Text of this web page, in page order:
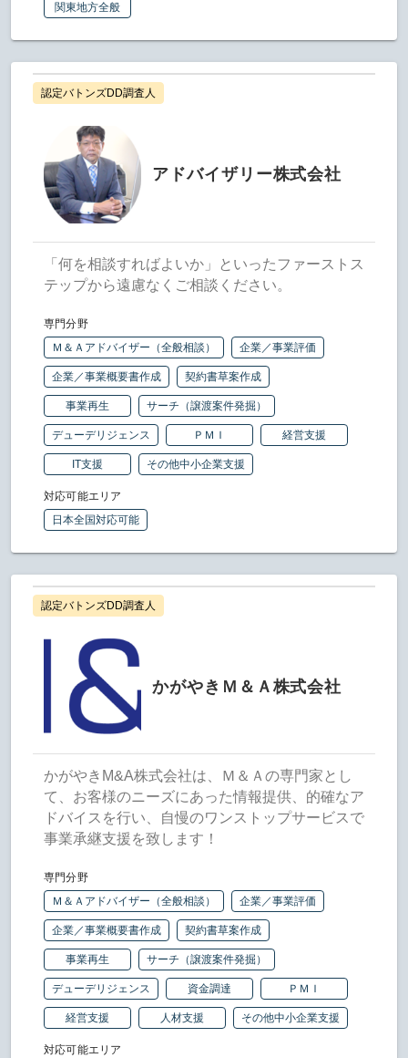
関東地方全般
認定バトンズDD調査人
アドバイザリー株式会社
「何を相談すればよいか」といったファーストス
テップから遠慮なくご相談ください。
専門分野
Ｍ＆Ａアドバイザー（全般相談）
企業／事業評価
企業／事業概要書作成 契約書草案作成
事業再生 サーチ（譲渡案件発掘）
デューデリジェンス ＰＭＩ 経営支援
IT支援 その他中小企業支援
対応可能エリア
日本全国対応可能
認定バトンズDD調査人
かがやきＭ＆Ａ株式会社
かがやきM&A株式会社は、Ｍ＆Ａの専門家とし
て、お客様のニーズにあった情報提供、的確なア
ドバイスを行い、自慢のワンストップサービスで
事業承継支援を致します！
専門分野
Ｍ＆Ａアドバイザー（全般相談）
企業／事業評価
企業／事業概要書作成 契約書草案作成
事業再生 サーチ（譲渡案件発掘）
デューデリジェンス 資金調達 ＰＭＩ
経営支援 人材支援 その他中小企業支援
対応可能エリア